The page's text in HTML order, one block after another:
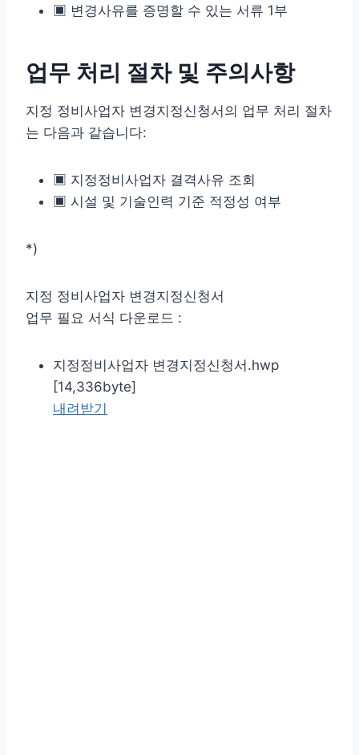
▣ 변경사유를 증명할 수 있는 서류 1부
업무 처리 절차 및 주의사항
지정 정비사업자 변경지정신청서의 업무 처리 절차
는 다음과 같습니다:
▣ 지정정비사업자 결격사유 조회
▣ 시설 및 기술인력 기준 적정성 여부
*)
지정 정비사업자 변경지정신청서
업무 필요 서식 다운로드 :
지정정비사업자 변경지정신청서.hwp
[14,336byte]
내려받기